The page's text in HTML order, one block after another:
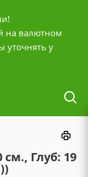
на валютном
уточнять у
Глуб: 19